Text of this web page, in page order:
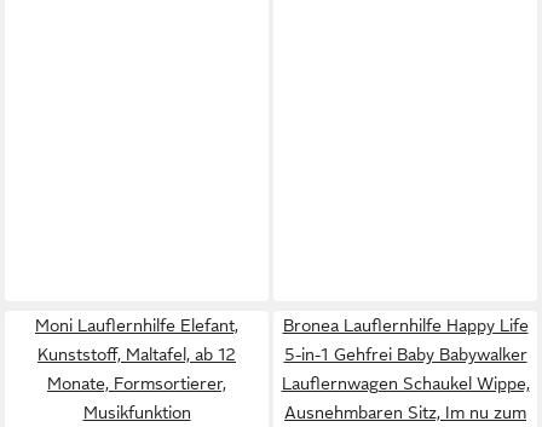
Moni Lauflernhilfe Elefant,
Kunststoff, Maltafel, ab 12
Monate, Formsortierer,
Musikfunktion
Bronea Lauflernhilfe Happy Life
5-in-1 Gehfrei Baby Babywalker
Lauflernwagen Schaukel Wippe,
Ausnehmbaren Sitz, Im nu zum